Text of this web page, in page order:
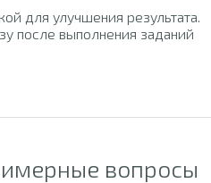
для улучшения результата.
после выполнения заданий
вопросы